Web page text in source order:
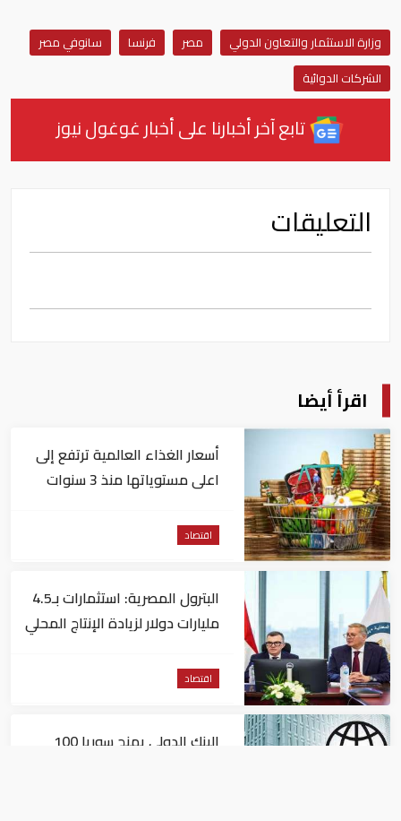
وزارة الاستثمار والتعاون الدولي مصر فرنسا
سانوفي مصر
الشركات الدوائية
تابع آخر أخبارنا على أخبار غوغول نيوز
التعليقات
اقرأ أيضا
أسعار الغذاء العالمية ترتفع إلى
اعلى مستوياتها منذ 3 سنوات
اقتصاد
البترول المصرية: استثمارات بـ4.5
مليارات دولار لزيادة الإنتاج المحلي
اقتصاد
البنك الدولي يمنح سوريا 100